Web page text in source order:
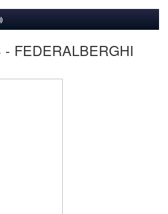
- FEDERALBERGHI